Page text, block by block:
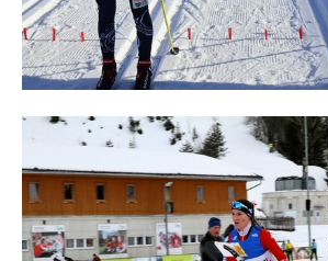
idretten
KLUBBTØY
ÅRSBERETNINGER
KART OG LØYPER
KARTOVERSIKT
HISTORISK
TRAIN IN HALDEN